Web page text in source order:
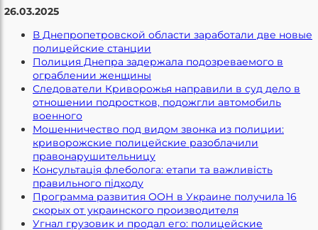
26.03.2025
В Днепропетровской области заработали две новые
полицейские станции
Полиция Днепра задержала подозреваемого в
ограблении женщины
Следователи Криворожья направили в суд дело в
отношении подростков, подожгли автомобиль
военного
Мошенничество под видом звонка из полиции:
криворожские полицейские разоблачили
правонарушительницу
Консультація флеболога: етапи та важливість
правильного підходу
Программа развития ООН в Украине получила 16
скорых от украинского производителя
Угнал грузовик и продал его: полицейские